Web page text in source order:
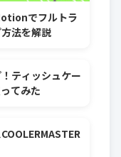
でフルトラ
法を解説
ティッシュケー
てみた